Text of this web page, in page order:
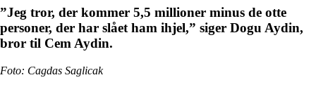
”Jeg tror, der kommer 5,5 millioner minus de otte
personer, der har slået ham ihjel,” siger Dogu Aydin,
bror til Cem Aydin.
Foto: Cagdas Saglicak